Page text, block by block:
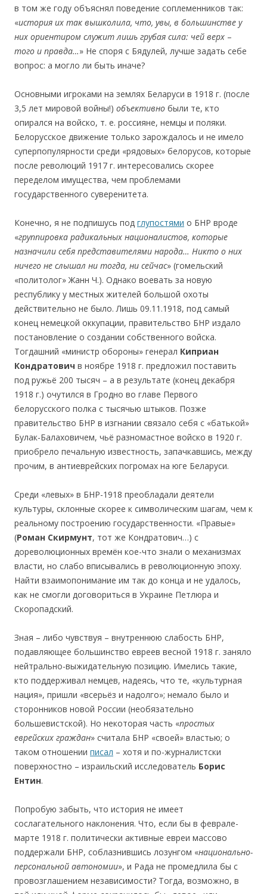
в том же году объяснял поведение соплеменников так:
«история их так вышколила, что, увы, в большинстве у
них ориентиром служит лишь грубая сила: чей верх –
того и правда…» Не споря с Бядулей, лучше задать себе
вопрос: а могло ли быть иначе?
Основными игроками на землях Беларуси в 1918 г. (после
3,5 лет мировой войны!) объективно были те, кто
опирался на войско, т. е. россияне, немцы и поляки.
Белорусское движение только зарождалось и не имело
суперпопулярности среди «рядовых» белорусов, которые
после революций 1917 г. интересовались скорее
переделом имущества, чем проблемами
государственного суверенитета.
Конечно, я не подпишусь под глупостями о БНР вроде
«группировка радикальных националистов, которые
назначили себя представителями народа… Никто о них
ничего не слышал ни тогда, ни сейчас» (гомельский
«политолог» Жанн Ч.). Однако воевать за новую
республику у местных жителей большой охоты
действительно не было. Лишь 09.11.1918, под самый
конец немецкой оккупации, правительство БНР издало
постановление о создании собственного войска.
Тогдашний «министр обороны» генерал Киприан
Кондратович в ноябре 1918 г. предложил поставить
под ружьё 200 тыcяч – а в результате (конец декабря
1918 г.) очутился в Гродно во главе Первого
белорусского полка с тысячью штыков. Позже
правительство БНР в изгнании связало себя с «батькой»
Булак-Балаховичем, чьё разномастное войско в 1920 г.
приобрело печальную известность, запачкавшись, между
прочим, в антиеврейских погромах на юге Беларуси.
Среди «левых» в БНР-1918 преобладали деятели
культуры, склонные скорее к символическим шагам, чем к
реальному построению государственности. «Правые»
(Роман Скирмунт, тот же Кондратович…) с
дореволюционных времён кое-что знали о механизмах
власти, но слабо вписывались в революционную эпоху.
Найти взаимопонимание им так до конца и не удалось,
как не смогли договориться в Украине Петлюра и
Скоропадский.
Зная – либо чувствуя – внутреннюю слабость БНР,
подавляющее большинство евреев весной 1918 г. заняло
нейтрально-выжидательную позицию. Имелись такие,
кто поддерживал немцев, надеясь, что те, «культурная
нация», пришли «всерьёз и надолго»; немало было и
сторонников новой России (необязательно
большевистской). Но некоторая часть «простых
еврейских граждан» считала БНР «своей» властью; о
таком отношении писал – хотя и по-журналистски
поверхностно – израильский исследователь Борис
Ентин.
Попробую забыть, что история не имеет
сослагательного наклонения. Что, если бы в феврале-
марте 1918 г. политически активные евреи массово
поддержали БНР, соблазнившись лозунгом «национально-
персональной автономии», и Рада не промедлила бы с
провозглашением независимости? Тогда, возможно, в